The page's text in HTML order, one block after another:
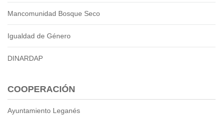
Mancomunidad Bosque Seco
Igualdad de Género
DINARDAP
COOPERACIÓN
Ayuntamiento Leganés
2018
2017
Empresa Pública de Vivienda
2015